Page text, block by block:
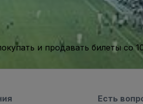
и продавать билеты со
Есть